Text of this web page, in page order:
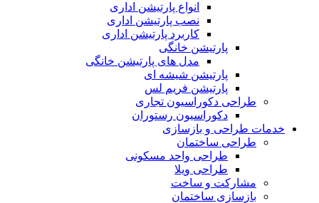
انواع پارتیشن اداری
نصب پارتیشن اداری
کاربرد پارتیشن اداری
پارتیشن خانگی
مدل های پارتیشن خانگی
پارتیشن شیشه ای
پارتیشن فریم لس
طراحی دکوراسیون تجاری
دکوراسیون رستوران
خدمات طراحی و بازسازی
طراحی ساختمان
طراحی واحد مسکونی
طراحی ویلا
مشارکت و ساخت
بازسازی ساختمان